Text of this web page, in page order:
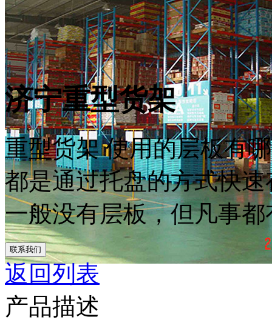
济宁重型货架
重型货架 使用的层板有
都是通过托盘的方式快
一般没有层板，但凡事
联系我们
返回列表
产品描述